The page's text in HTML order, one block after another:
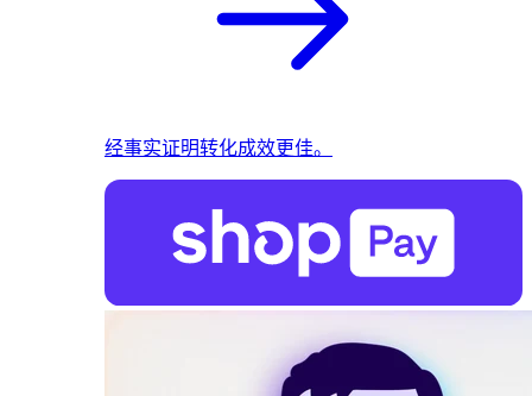
经事实证明转化成效更佳。